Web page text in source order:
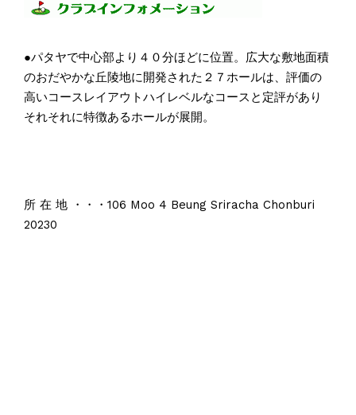
●パタヤで中心部より４０分ほどに位置。広大な敷地面積
のおだやかな丘陵地に開発された２７ホールは、評価の
高いコースレイアウトハイレベルなコースと定評があり
それそれに特徴あるホールが展開。
所 在 地 ・・・106 Moo 4 Beung Sriracha Chonburi
20230